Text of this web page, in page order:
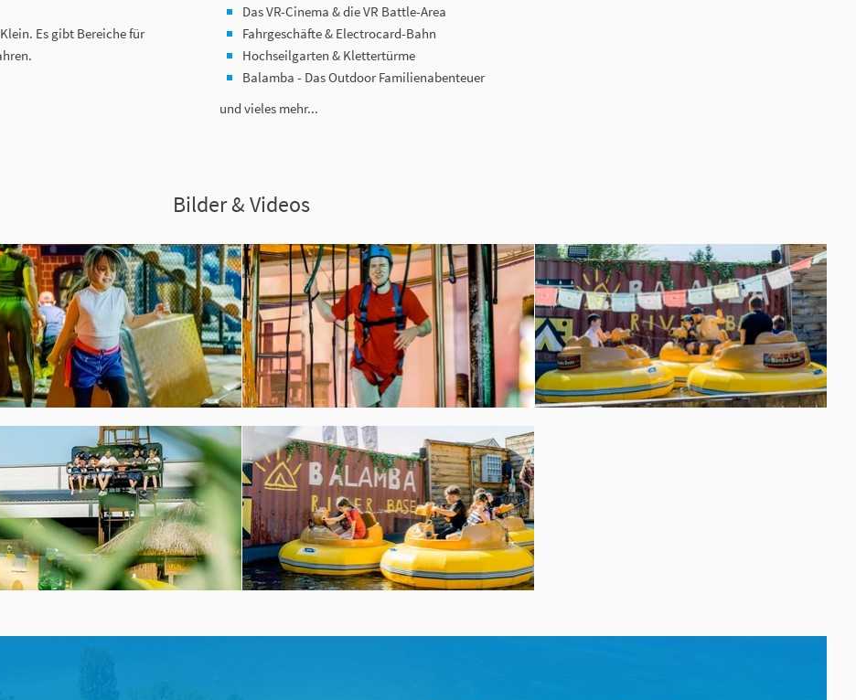
Es gibt Bereiche für
Das VR-Cinema & die VR Battle-Area
Fahrgeschäfte & Electrocard-Bahn
Hochseilgarten & Klettertürme
​Balamba - Das Outdoor Familienabenteuer
und vieles mehr...
Bilder & Videos